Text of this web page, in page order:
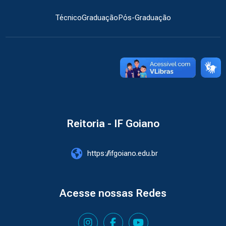
TécnicoGraduaçãoPós-Graduação
Reitoria - IF Goiano
https://ifgoiano.edu.br
Acesse nossas Redes